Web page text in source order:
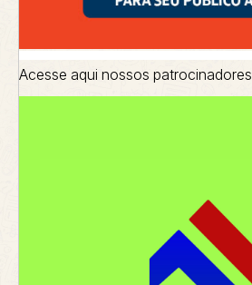
Acesse aqui nossos patrocinadores